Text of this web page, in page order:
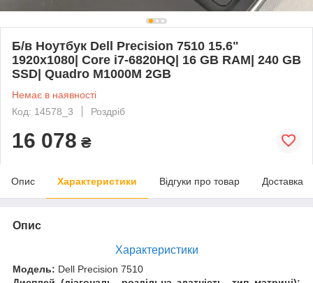
Б/в Ноутбук Dell Precision 7510 15.6"
1920x1080| Core i7-6820HQ| 16 GB RAM| 240 GB
SSD| Quadro M1000M 2GB
Немає в наявності
Код: 14578_3
Роздріб
16 078 ₴
Опис Характеристики Відгуки про товар Доставка
Опис
Характеристики
Модель: Dell Precision 7510